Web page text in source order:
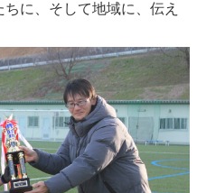
に、そして地域に、伝え